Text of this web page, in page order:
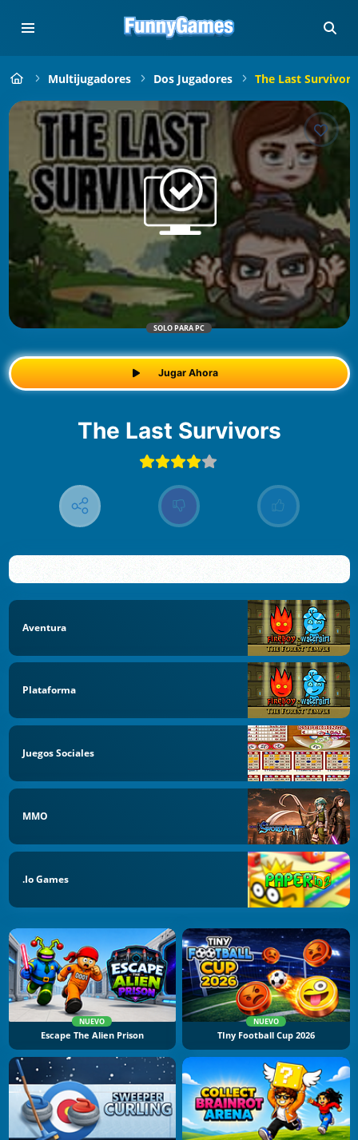
Multijugadores Dos Jugadores The Last Survivors
SOLO PARA PC
Jugar Ahora
The Last Survivors
Aventura
Plataforma
Juegos Sociales
MMO
.io Games
NUEVO
Escape The Alien Prison
NUEVO
TIny Football Cup 2026